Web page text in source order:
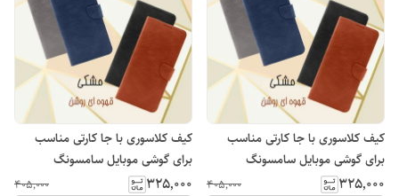
کیف کلاسوری با جا کارتی مناسب
برای گوشی موبایل سامسونگ
Galaxy S23 FE
۳۲۵٬۰۰۰ ۴۰۵٬۰۰۰
کیف کلاسوری با جا کارتی مناسب
برای گوشی موبایل سامسونگ
Galaxy A13 4G
۳۲۵٬۰۰۰ ۴۰۵٬۰۰۰